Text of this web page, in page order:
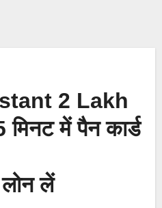
2 Lakh
में पैन कार्ड
लें